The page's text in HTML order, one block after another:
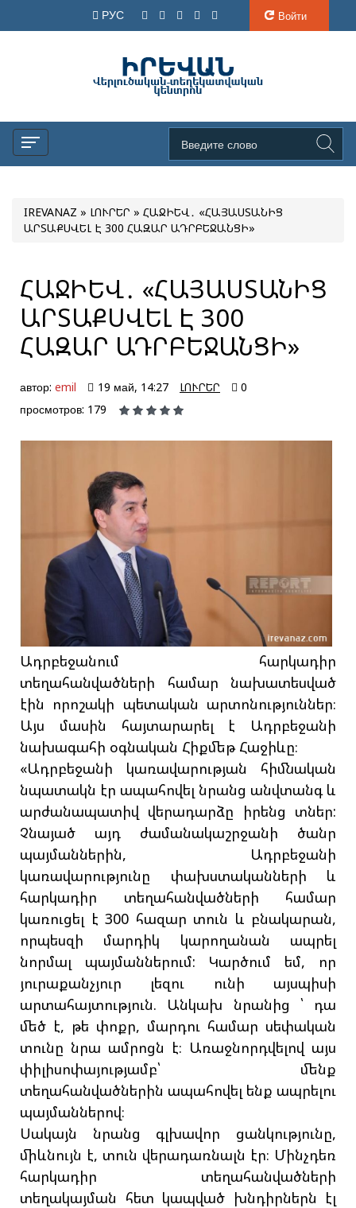
РУС Войти
IREVANAZ » ԼՈՒՐԵՐ » ՀԱՋԻԵՎ․ «ՀԱՅԱՍՏԱՆԻՑ
ԱՐՏԱՔՍՎԵԼ Է 300 ՀԱԶԱՐ ԱԴՐԲԵՋԱՆՑԻ»
ՀԱՋԻԵՎ․ «ՀԱՅԱՍՏԱՆԻՑ
ԱՐՏԱՔՍՎԵԼ Է 300
ՀԱԶԱՐ ԱԴՐԲԵՋԱՆՑԻ»
автор: emil 19 май, 14:27 ԼՈՒՐԵՐ
0
просмотров: 179
Ադրբեջանում հարկադիր
տեղահանվածների համար նախատեսված
էին որոշակի պետական արտոնություններ։
Այս մասին հայտարարել է Ադրբեջանի
նախագահի օգնական Հիքմեթ Հաջիևը։
«Ադրբեջանի կառավարության հիմնական
նպատակն էր ապահովել նրանց անվտանգ և
արժանապատիվ վերադարձը իրենց տներ:
Չնայած այդ ժամանակաշրջանի ծանր
պայմաններին, Ադրբեջանի
կառավարությունը փախստականների և
հարկադիր տեղահանվածների համար
կառուցել է 300 հազար տուն և բնակարան,
որպեսզի մարդիկ կարողանան ապրել
նորմալ պայմաններում: Կարծում եմ, որ
յուրաքանչյուր լեզու ունի այսպիսի
արտահայտություն. Անկախ նրանից ՝ դա
մեծ է, թե փոքր, մարդու համար սեփական
տունը նրա ամրոցն է։ Առաջնորդվելով այս
փիլիսոփայությամբ՝ մենք
տեղահանվածներին ապահովել ենք ապրելու
պայմաններով։
Սակայն նրանց գլխավոր ցանկությունը,
միևնույն է, տուն վերադառնալն էր։ Մինչդեռ
հարկադիր տեղահանվածների
տեղակայման հետ կապված խնդիրներն էլ